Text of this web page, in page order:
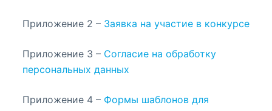
Приложение 2 – Заявка на участие в конкурсе
Приложение 3 – Согласие на обработку
персональных данных
Приложение 4 – Формы шаблонов для